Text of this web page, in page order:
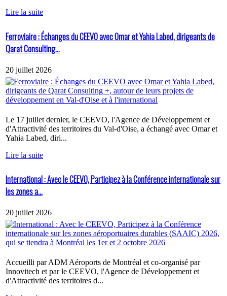
Lire la suite
Ferroviaire : Échanges du CEEVO avec Omar et Yahia Labed, dirigeants de
Qarat Consulting...
20 juillet 2026
Le 17 juillet dernier, le CEEVO, l'Agence de Développement et
d'Attractivité des territoires du Val-d'Oise, a échangé avec Omar et
Yahia Labed, diri...
Lire la suite
International : Avec le CEEVO, Participez à la Conférence internationale sur
les zones a...
20 juillet 2026
Accueilli par ADM Aéroports de Montréal et co-organisé par
Innovitech et par le CEEVO, l'Agence de Développement et
d'Attractivité des territoires d...